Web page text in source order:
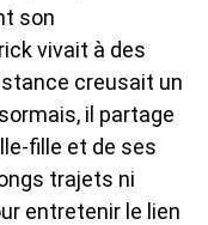
son
vivait à des
creusait un
il partage
fille et de ses
trajets ni
entretenir le lien